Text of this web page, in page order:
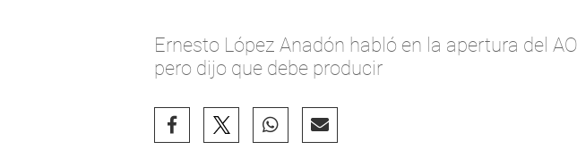
Ernesto López Anadón habló en la apertura del
pero dijo que debe producir